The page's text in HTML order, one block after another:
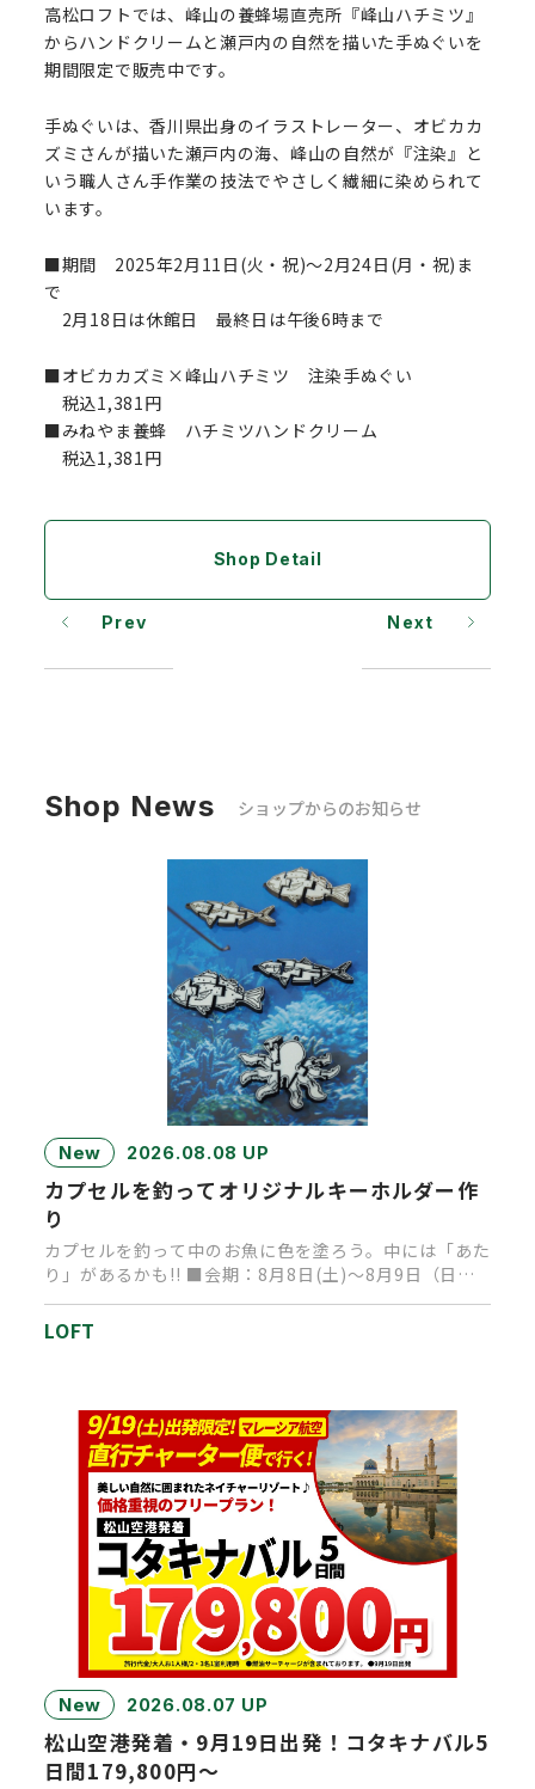
高松ロフトでは、峰山の養蜂場直売所『峰山ハチミツ』
からハンドクリームと瀬戸内の自然を描いた手ぬぐいを
期間限定で販売中です。
手ぬぐいは、香川県出身のイラストレーター、オビカカ
ズミさんが描いた瀬戸内の海、峰山の自然が『注染』と
いう職人さん手作業の技法でやさしく繊細に染められて
います。
■期間 2025年2月11日(火・祝)～2月24日(月・祝)ま
で
2月18日は休館日 最終日は午後6時まで
■オビカカズミ×峰山ハチミツ 注染手ぬぐい
税込1,381円
■みねやま養蜂 ハチミツハンドクリーム
税込1,381円
Shop Detail
Prev Next
Shop News ショップからのお知らせ
New 2026.08.08 UP
カプセルを釣ってオリジナルキーホルダー作
り
カプセルを釣って中のお魚に色を塗ろう。中には「あた
り」があるかも!! ■会期：8月8日(土)～8月9日（日）
■時間：1…
LOFT
New 2026.08.07 UP
松山空港発着・9月19日出発！コタキナバル5
日間179,800円～